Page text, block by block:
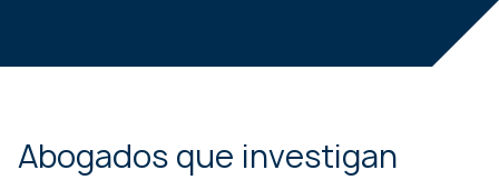
Abogados que investigan